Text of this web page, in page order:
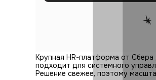
Крупная HR-платформа от
подходит для системного
Решение свежее, поэтому